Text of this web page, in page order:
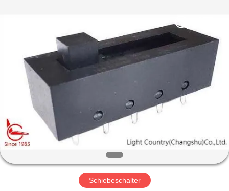
HAUS
PRODUKTE
VIDEOS
VR
SHOW
Schiebeschalter